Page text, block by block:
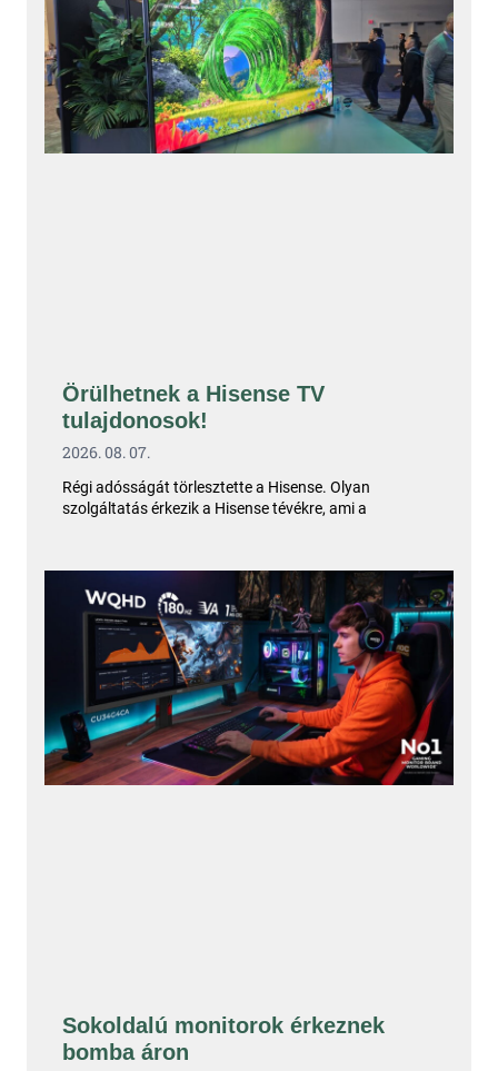
Örülhetnek a Hisense TV
tulajdonosok!
2026. 08. 07.
Régi adósságát törlesztette a Hisense. Olyan
szolgáltatás érkezik a Hisense tévékre, ami a
Sokoldalú monitorok érkeznek
bomba áron